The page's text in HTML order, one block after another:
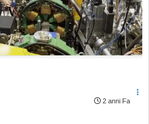
2 anni Fa